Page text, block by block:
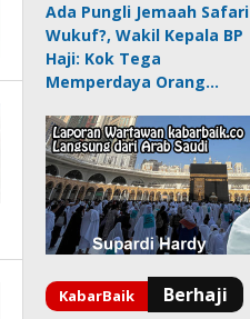
Ada Pungli Jemaah Safari
Wukuf?, Wakil Kepala BP
Haji: Kok Tega
Memperdaya Orang…